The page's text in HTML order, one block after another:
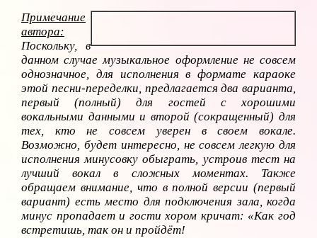
Примечание
автора:
Поскольку, в
данном случае музыкальное оформление не совсем
однозначное, для исполнения в формате караоке
этой песни-переделки, предлагается два варианта,
первый (полный) для гостей с хорошими
вокальными данными и второй (сокращенный) для
тех, кто не совсем уверен в своем вокале.
Возможно, будет интересно, не совсем легкую для
исполнения минусовку обыграть, устроив тест на
лучший вокал в сложных моментах. Также
обращаем внимание, что в полной версии (первый
вариант) есть место для подключения зала, когда
минус пропадает и гости хором кричат: «Как год
встретишь, так он и пройдёт!